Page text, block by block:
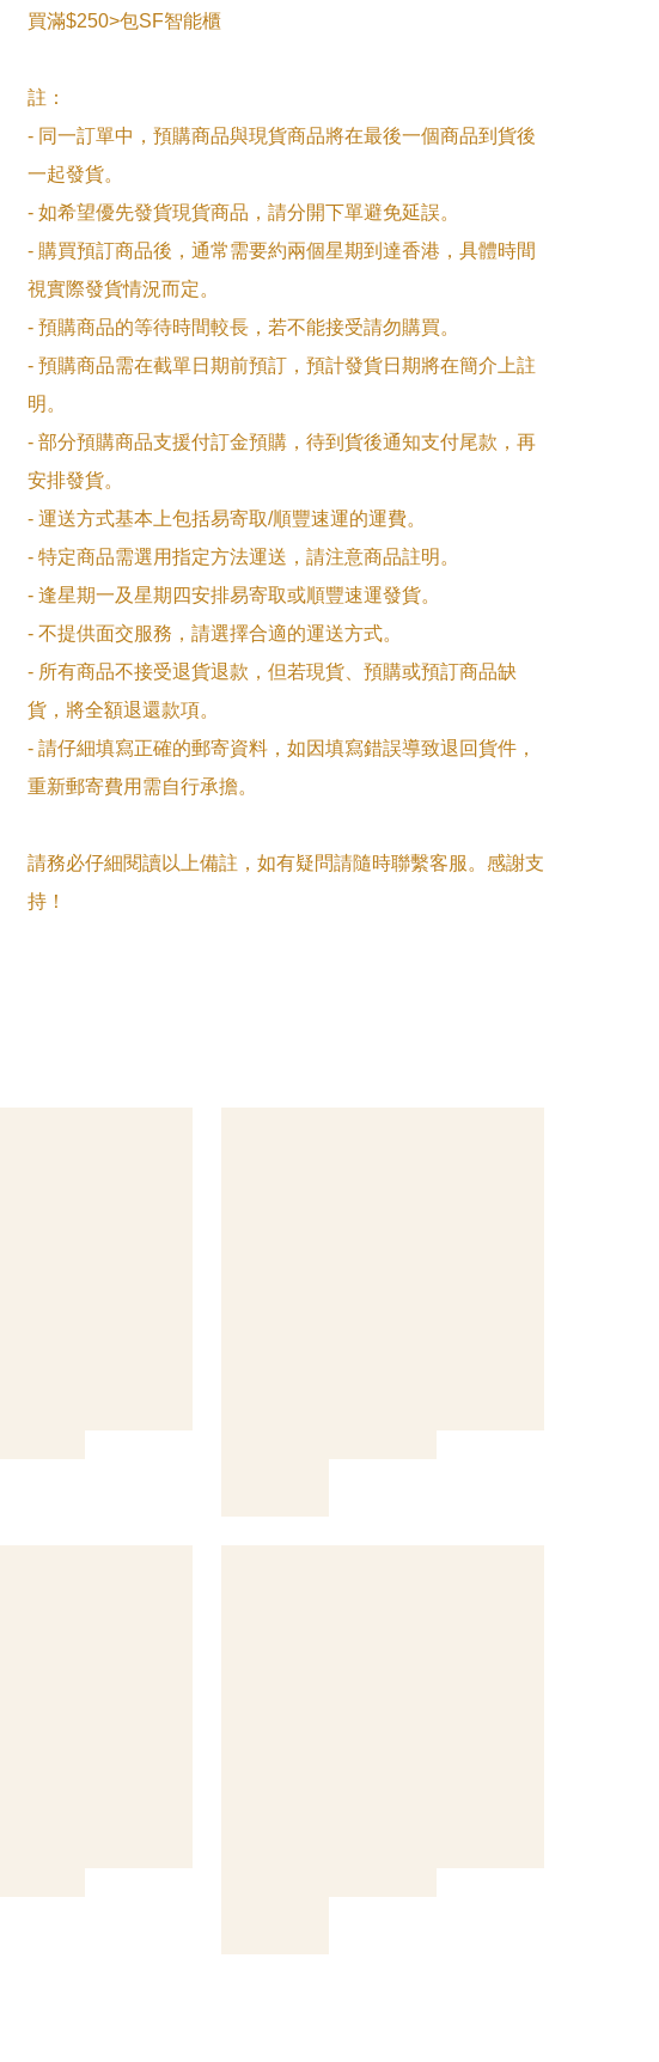
買滿$250>包SF智能櫃
註：
- 同一訂單中，預購商品與現貨商品將在最後一個商品到貨後
一起發貨。
- 如希望優先發貨現貨商品，請分開下單避免延誤。
- 購買預訂商品後，通常需要約兩個星期到達香港，具體時間
視實際發貨情況而定。
- 預購商品的等待時間較長，若不能接受請勿購買。
- 預購商品需在截單日期前預訂，預計發貨日期將在簡介上註
明。
- 部分預購商品支援付訂金預購，待到貨後通知支付尾款，再
安排發貨。
- 運送方式基本上包括易寄取/順豐速運的運費。
- 特定商品需選用指定方法運送，請注意商品註明。
- 逢星期一及星期四安排易寄取或順豐速運發貨。
- 不提供面交服務，請選擇合適的運送方式。
- 所有商品不接受退貨退款，但若現貨、預購或預訂商品缺
貨，將全額退還款項。
- 請仔細填寫正確的郵寄資料，如因填寫錯誤導致退回貨件，
重新郵寄費用需自行承擔。
請務必仔細閱讀以上備註，如有疑問請隨時聯繫客服。感謝支
持！